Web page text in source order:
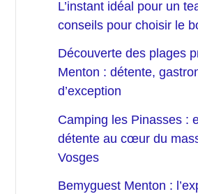
L’instant idéal pour un
conseils pour choisir le
Découverte des plages
Menton : détente,
d’exception
Camping les Pinasses :
détente au cœur du
Vosges
Bemyguest Menton :